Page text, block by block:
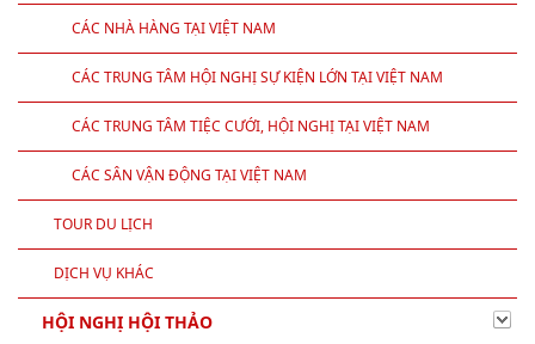
CÁC NHÀ HÀNG TẠI VIỆT NAM
CÁC TRUNG TÂM HỘI NGHỊ SỰ KIỆN LỚN TẠI VIỆT NAM
CÁC TRUNG TÂM TIỆC CƯỚI, HỘI NGHỊ TẠI VIỆT NAM
CÁC SÂN VẬN ĐỘNG TẠI VIỆT NAM
TOUR DU LỊCH
DỊCH VỤ KHÁC
HỘI NGHỊ HỘI THẢO